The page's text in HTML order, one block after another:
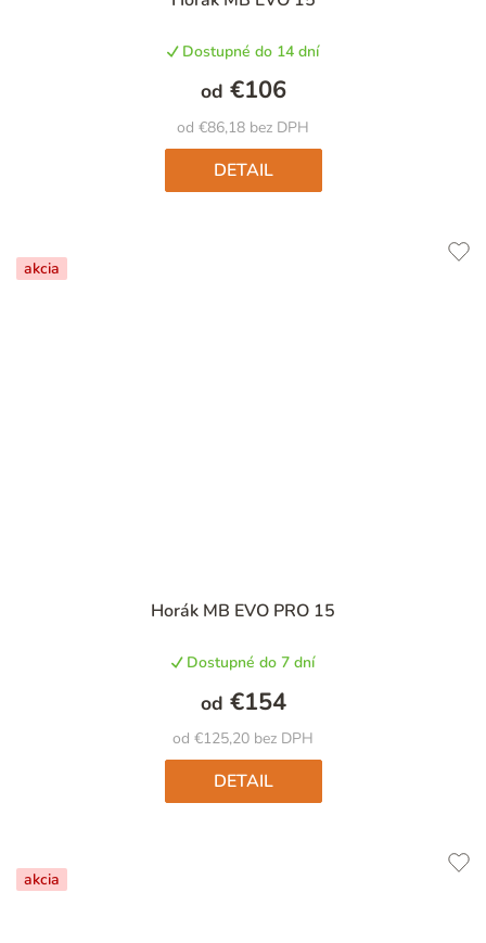
hodnotenie
je
5,0
z
5
hviezdičiek.
Dostupné do 14 dní
od €86,18 bez DPH
od €106
DETAIL
akcia
Horák MB EVO PRO 15
Dostupné do 7 dní
od €125,20 bez DPH
od €154
DETAIL
akcia